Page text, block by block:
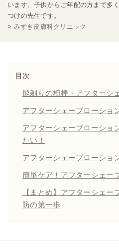
います。子供からご年配の方まで多
つけの先生です。
> みずき皮膚科クリニック
目次
髭剃りの相棒・アフターシ
アフターシェーブローショ
アフターシェーブローショ
たい！
アフターシェーブローショ
簡単ケア！アフターシェー
【まとめ】アフターシェ
防の第一歩